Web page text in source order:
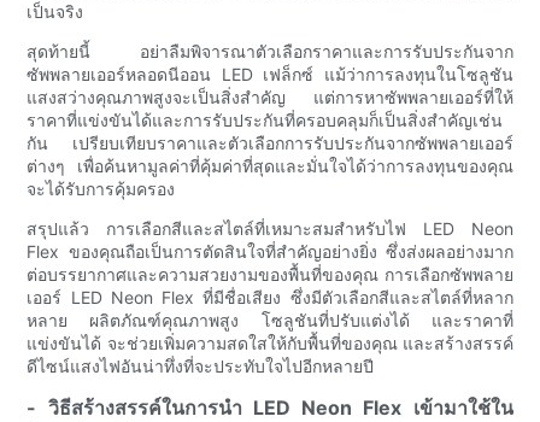
เป็นจริง
สุดท้ายนี้ อย่าลืมพิจารณาตัวเลือกราคาและการรับประกันจาก
ซัพพลายเออร์หลอดนีออน LED เฟล็กซ์ แม้ว่าการลงทุนในโซลูชัน
แสงสว่างคุณภาพสูงจะเป็นสิ่งสำคัญ แต่การหาซัพพลายเออร์ที่ให้
ราคาที่แข่งขันได้และการรับประกันที่ครอบคลุมก็เป็นสิ่งสำคัญเช่น
กัน เปรียบเทียบราคาและตัวเลือกการรับประกันจากซัพพลายเออร์
ต่างๆ เพื่อค้นหามูลค่าที่คุ้มค่าที่สุดและมั่นใจได้ว่าการลงทุนของคุณ
จะได้รับการคุ้มครอง
สรุปแล้ว การเลือกสีและสไตล์ที่เหมาะสมสำหรับไฟ LED Neon
Flex ของคุณถือเป็นการตัดสินใจที่สำคัญอย่างยิ่ง ซึ่งส่งผลอย่างมาก
ต่อบรรยากาศและความสวยงามของพื้นที่ของคุณ การเลือกซัพพลาย
เออร์ LED Neon Flex ที่มีชื่อเสียง ซึ่งมีตัวเลือกสีและสไตล์ที่หลาก
หลาย ผลิตภัณฑ์คุณภาพสูง โซลูชันที่ปรับแต่งได้ และราคาที่
แข่งขันได้ จะช่วยเพิ่มความสดใสให้กับพื้นที่ของคุณ และสร้างสรรค์
ดีไซน์แสงไฟอันน่าทึ่งที่จะประทับใจไปอีกหลายปี
- วิธีสร้างสรรค์ในการนำ LED Neon Flex เข้ามาใช้ใน